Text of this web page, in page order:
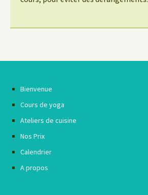
Bienvenue
Cours de yoga
Ateliers de cuisine
Nos Prix
Calendrier
A propos